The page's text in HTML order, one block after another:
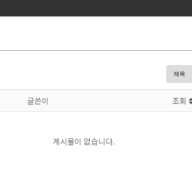
글쓴이 조회
게시물이 없습니다.